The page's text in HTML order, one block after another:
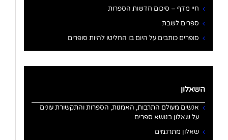
חיי מדף – סיכום חדשות הספרות
ספרים לשבת
סופרים כותבים על היום בו החליטו להיות סופרים
השאלון
אנשים מעולם התרבות, האמנות, הספרות והתקשורת עונים
על שאלון בנושא ספרים
שאלון מתרגמים